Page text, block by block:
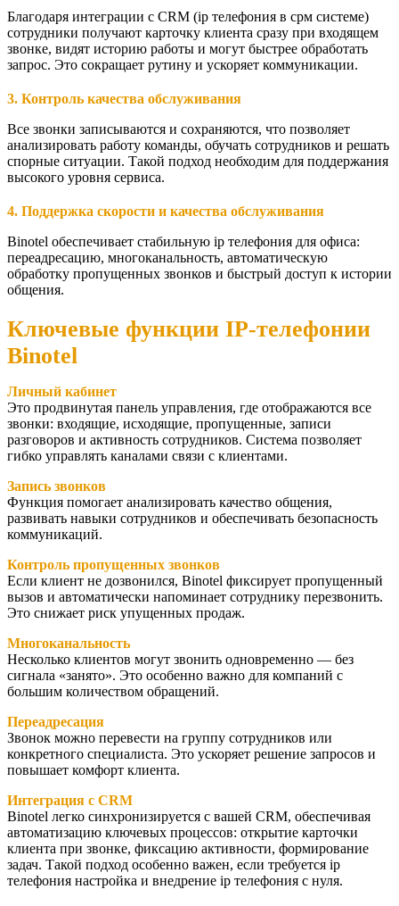
Благодаря интеграции с CRM (ip телефония в срм системе)
сотрудники получают карточку клиента сразу при входящем
звонке, видят историю работы и могут быстрее обработать
запрос. Это сокращает рутину и ускоряет коммуникации.
3. Контроль качества обслуживания
Все звонки записываются и сохраняются, что позволяет
анализировать работу команды, обучать сотрудников и решать
спорные ситуации. Такой подход необходим для поддержания
высокого уровня сервиса.
4. Поддержка скорости и качества обслуживания
Binotel обеспечивает стабильную ip телефония для офиса:
переадресацию, многоканальность, автоматическую
обработку пропущенных звонков и быстрый доступ к истории
общения.
Ключевые функции IP-телефонии
Binotel
Личный кабинет
Это продвинутая панель управления, где отображаются все
звонки: входящие, исходящие, пропущенные, записи
разговоров и активность сотрудников. Система позволяет
гибко управлять каналами связи с клиентами.
Запись звонков
Функция помогает анализировать качество общения,
развивать навыки сотрудников и обеспечивать безопасность
коммуникаций.
Контроль пропущенных звонков
Если клиент не дозвонился, Binotel фиксирует пропущенный
вызов и автоматически напоминает сотруднику перезвонить.
Это снижает риск упущенных продаж.
Многоканальность
Несколько клиентов могут звонить одновременно — без
сигнала «занято». Это особенно важно для компаний с
большим количеством обращений.
Переадресация
Звонок можно перевести на группу сотрудников или
конкретного специалиста. Это ускоряет решение запросов и
повышает комфорт клиента.
Интеграция с CRM
Binotel легко синхронизируется с вашей CRM, обеспечивая
автоматизацию ключевых процессов: открытие карточки
клиента при звонке, фиксацию активности, формирование
задач. Такой подход особенно важен, если требуется ip
телефония настройка и внедрение ip телефония с нуля.